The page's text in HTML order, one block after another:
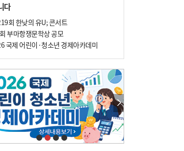
다
회 한낮의 유U; 콘서트
부마항쟁문학상 공모
국제 어린이·청소년 경제아카데미